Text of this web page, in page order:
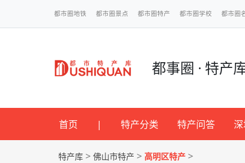
都市圈地铁 都市圈景点 都市圈特产 都市圈学校 都市圈
都事圈 · 特产
首页 | 特产分类 特产问答
特产库 > 佛山市特产 > 高明区特产 >